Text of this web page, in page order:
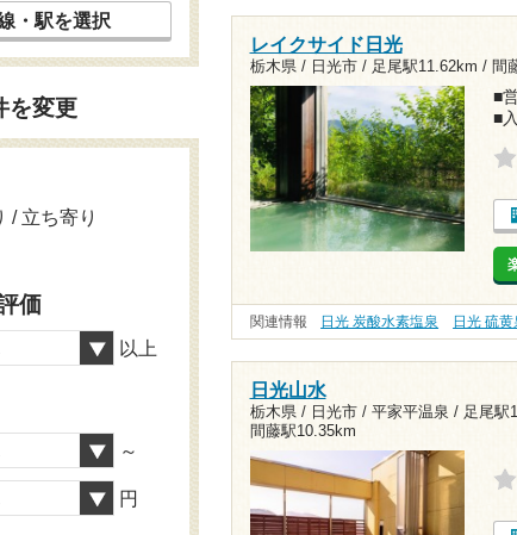
レイクサイド日光
栃木県 / 日光市 / 足尾駅11.62km / 間
■
■
関連情報 日光 炭酸水素塩泉 日光 硫黄
日光山水
栃木県 / 日光市 / 平家平温泉 / 足尾駅
間藤駅10.35km
・駅を選択
を変更
/ 立ち寄り
価
以上
～
円